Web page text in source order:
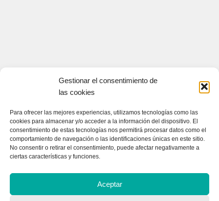
Gestionar el consentimiento de
las cookies
Para ofrecer las mejores experiencias, utilizamos tecnologías como las
cookies para almacenar y/o acceder a la información del dispositivo. El
consentimiento de estas tecnologías nos permitirá procesar datos como el
comportamiento de navegación o las identificaciones únicas en este sitio.
No consentir o retirar el consentimiento, puede afectar negativamente a
ciertas características y funciones.
Aceptar
CONTACTA CON NOSOTROS
Contacto